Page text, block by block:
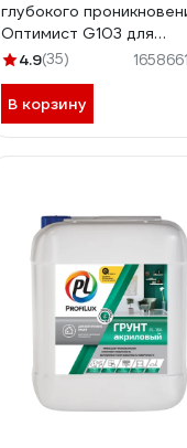
глубокого
Оптимист G103 для
наружных и внутренних
4.9(35)
В корзину